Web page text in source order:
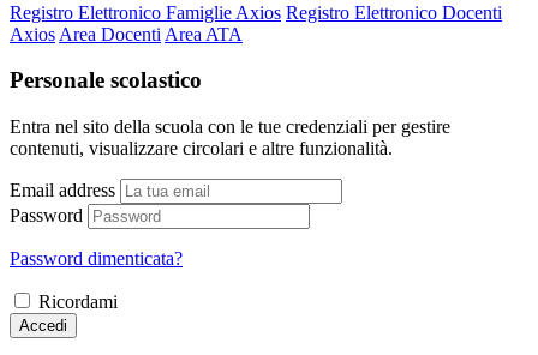
Registro Elettronico Famiglie Axios Registro Elettronico Docenti
Axios Area Docenti Area ATA
Personale scolastico
Entra nel sito della scuola con le tue credenziali per gestire
contenuti, visualizzare circolari e altre funzionalità.
Email address
Password
Password dimenticata?
Ricordami
Accedi